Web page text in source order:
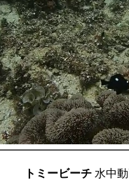
トミービーチ 水中